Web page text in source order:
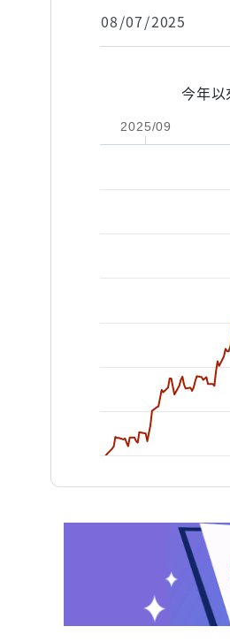
今年以
2025/09